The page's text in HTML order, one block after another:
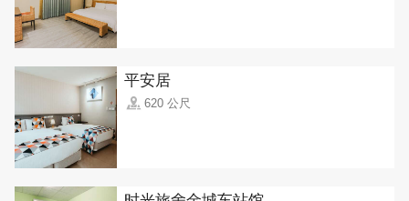
平安居
620 公尺